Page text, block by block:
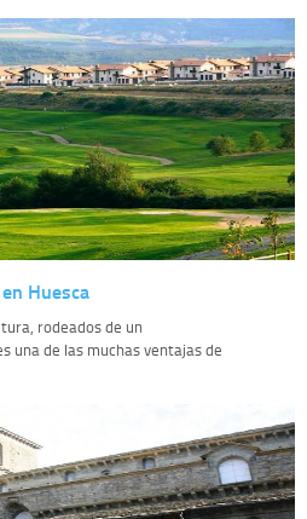
Huesca
rodeados de un
una de las muchas ventajas de